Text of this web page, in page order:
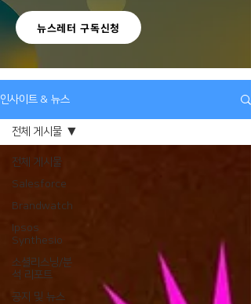
뉴스레터 구독신청
인사이트 & 뉴스
전체 게시물
Salesforce
Brandwatch
Ipsos
Synthesio
소셜리스닝/분
석 리포트
공지 및 뉴스
전체 게시물